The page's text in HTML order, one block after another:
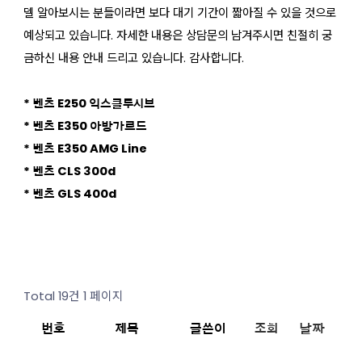
델 알아보시는 분들이라면 보다 대기 기간이 짧아질 수 있을 것으로
예상되고 있습니다. 자세한 내용은 상담문의 남겨주시면 친절히 궁
금하신 내용 안내 드리고 있습니다. 감사합니다.
* 벤츠 E250 익스클루시브
* 벤츠 E350 아방가르드
* 벤츠 E350 AMG Line
* 벤츠 CLS 300d
* 벤츠 GLS 400d
Total 19건 1 페이지
번호 제목 글쓴이 조회 날짜